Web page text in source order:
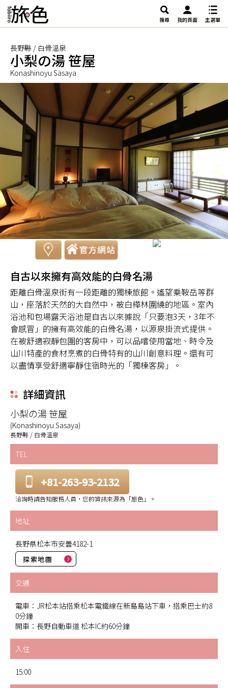
搜尋 我的頁面 主選單
長野縣 / 白骨溫泉
小梨の湯 笹屋
Konashinoyu Sasaya
自古以來擁有高效能的白骨名湯
距離白骨溫泉街有一段距離的獨棟旅館。遙望乗鞍岳等群
山，座落於天然的大自然中，被白樺林圍繞的地區。室內
浴池和包場露天浴池是自古以來據說「只要泡3天，3年不
會感冒」的擁有高效能的白骨名湯，以源泉掛流式提供。
在被舒適寂靜包圍的客房中，可以品嚐使用當地、時令及
山川特產的食材烹煮的白骨特有的山川創意料理。還有可
以盡情享受舒適寧靜住宿時光的「獨棟客房」。
詳細資訊
小梨の湯 笹屋
(Konashinoyu Sasaya)
長野縣 / 白骨溫泉
TEL
+81-263-93-2132
洽詢時請告知服務人員，您的資訊來源為「旅色」。
地址
長野県松本市安曇4182-1
探索地圖
交通
電車：JR松本站搭乘松本電鐵線在新島島站下車，搭乘巴士約8
0分鐘
開車：長野自動車道 松本IC約60分鐘
入住
15:00